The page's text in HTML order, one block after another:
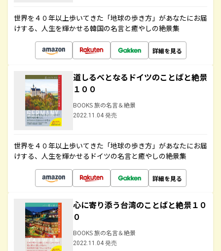
世界を４０年以上歩いてきた「地球の歩き方」があなたにお届
けする、人生を輝かせる韓国の名言と癒やしの絶景集
詳細を見る
道しるべとなるドイツのことばと絶景
１００
BOOKS 旅の名言＆絶景
2022.11.04 発売
世界を４０年以上歩いてきた「地球の歩き方」があなたにお届
けする、人生を輝かせるドイツの名言と癒やしの絶景集
詳細を見る
心に寄り添う台湾のことばと絶景１０
０
BOOKS 旅の名言＆絶景
2022.11.04 発売